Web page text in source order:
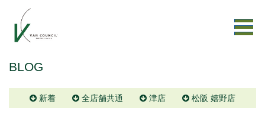
BLOG
新着 全店舗共通 津店 松阪 嬉野店